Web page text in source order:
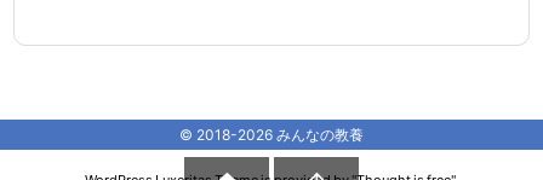
© 2018-2026 みんなの教養